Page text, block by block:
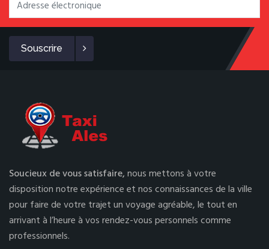
Souscrire
Soucieux de vous satisfaire,nous mettons à votre
disposition notre expérience et nos connaissances de la ville
pour faire de votre trajet un voyage agréable, le tout en
arrivant à l’heure à vos rendez-vous personnels comme
professionnels.